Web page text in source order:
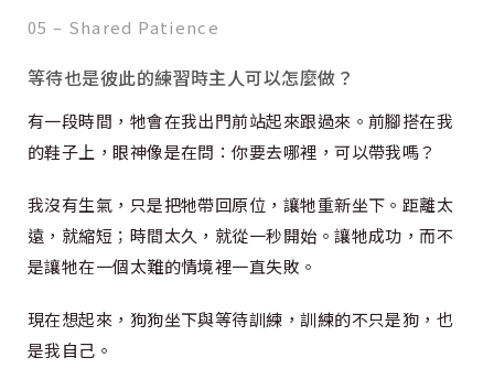
05 – Shared Patience
等待也是彼此的練習時主人可以怎麼做？
有一段時間，牠會在我出門前站起來跟過來。前腳搭在我
的鞋子上，眼神像是在問：你要去哪裡，可以帶我嗎？
我沒有生氣，只是把牠帶回原位，讓牠重新坐下。距離太
遠，就縮短；時間太久，就從一秒開始。讓牠成功，而不
是讓牠在一個太難的情境裡一直失敗。
現在想起來，狗狗坐下與等待訓練，訓練的不只是狗，也
是我自己。